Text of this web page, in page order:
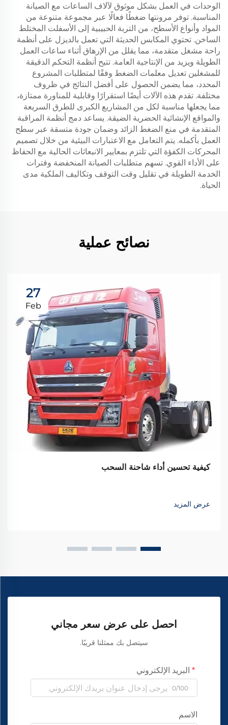
الوحدات في العمل بشكل موثوق لآلاف الساعات مع الصيانة
المناسبة. توفر مرونتها ضغطًا فعالًا عبر مجموعة متنوعة من
المواد وأنواع الأسطح، من التربة الحبيبية إلى الأسفلت المختلط
الساخن. تحتوي المكابس الحديثة التي تعمل بالديزل على أنظمة
راحة مشغل متقدمة، مما يقلل من الإرهاق أثناء ساعات العمل
الطويلة ويزيد من الإنتاجية العامة. تتيح أنظمة التحكم الدقيقة
للمشغلين تعديل معلمات الضغط وفقًا لمتطلبات المشروع
المحدد، مما يضمن الحصول على أفضل النتائج في ظروف
مختلفة. تقدم هذه الآلات أيضًا استقرارًا وقابلية للمناورة ممتازة،
مما يجعلها مناسبة لكل من المشاريع الكبرى للطرق السريعة
والمواقع الإنشائية الحضرية الضيقة. يساعد دمج أنظمة المراقبة
المتقدمة في منع الضغط الزائد وضمان جودة متسقة عبر سطح
العمل بأكمله. يتم التعامل مع الاعتبارات البيئية من خلال تصميم
المحركات الكفؤة التي تلتزم بمعايير الانبعاثات الحالية مع الحفاظ
على الأداء القوي. تسهم متطلبات الصيانة المنخفضة وفترات
الخدمة الطويلة في تقليل وقت التوقف وتكاليف الملكية مدى
الحياة.
نصائح عملية
27
Feb
كيفية تحسين أداء شاحنة السحب
عرض المزيد
احصل على عرض سعر مجاني
سيتصل بك ممثلنا قريبًا.
البريد الإلكتروني
0/100
الاسم